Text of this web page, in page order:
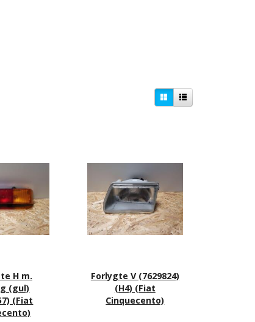
H m.
(gul)
(Fiat
Forlygte V (7629824)
(H4) (Fiat
Cinquecento)